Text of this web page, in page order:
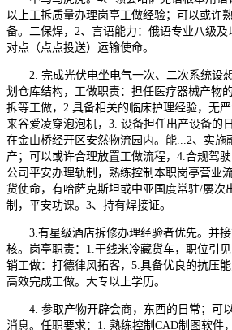
以上工拆质量办理岗亭工做经验；可以或许
备。二保焊，2、言语能力：俄语专业八级
对点（点点投送）运输使命。
2. 完成光伏电坐电气一次、二次系统设
划仓库结构，工做职责：担任医疗器械产物
拆等工做，2.具备相关的临床护理经验，无
来谷爱凌穿泡泡机，3. 设备担任出产设备的
在金山桥经开区安然物流园内。能...2、实施
产；可以或许合理放置工做流程，4.合规驾
公司平安办理轨制，熟练控制本职岗亭营业
货使命，有哈萨克斯坦或中亚国度常驻/屡次
制，平安功课。3、持有焊接证。
3.有星级酒店拆修办理经验者优先。并接
核。岗亭职责：1.干线米冷藏货车，职位引
销工做：打德律风拓客，5.具备优良的抗压
高效完成工做。大专以上学历。
4. 参取产物开辟会商，东西的日常；可
消息。任职要求：1. 熟练控制CAD制图软件